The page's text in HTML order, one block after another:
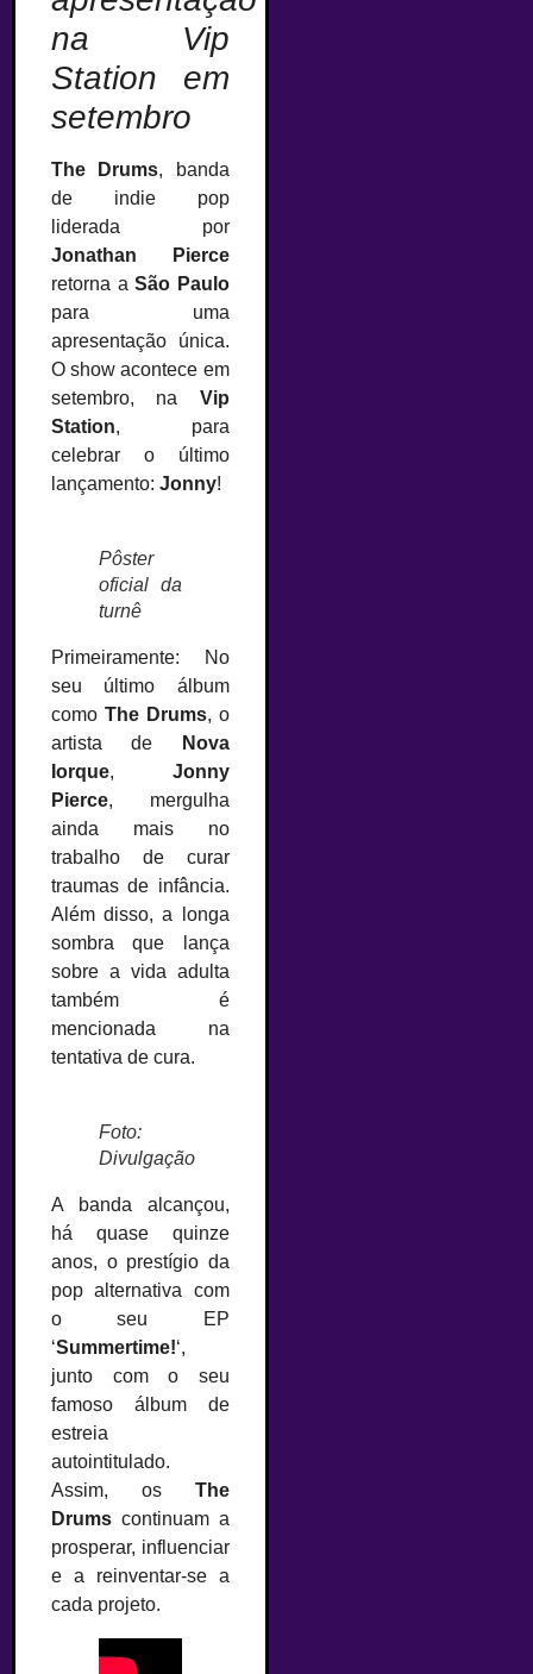
na Vip
Station em
setembro
The Drums, banda
de indie pop
liderada por
Jonathan Pierce
retorna aSão Paulo
para uma
apresentação única.
O show acontece em
setembro, na Vip
Station, para
celebrar o último
lançamento: Jonny!
Pôster
oficial da
turnê
Primeiramente: No
seu último álbum
como The Drums, o
artista de Nova
Iorque, Jonny
Pierce, mergulha
ainda mais no
trabalho de curar
traumas de infância.
Além disso, a longa
sombra que lança
sobre a vida adulta
também é
mencionada na
tentativa de cura.
Foto:
Divulgação
A banda alcançou,
há quase quinze
anos, o prestígio da
pop alternativa com
o seu EP
‘Summertime!‘,
junto com o seu
famoso álbum de
estreia
autointitulado.
Assim, osThe
Drums continuam a
prosperar, influenciar
e a reinventar-se a
cada projeto.